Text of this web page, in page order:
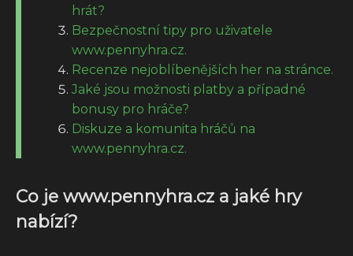
hrát?
Bezpečnostní tipy pro uživatele
www.pennyhra.cz.
Recenze nejoblíbenějších her na stránce.
Jaké jsou možnosti platby a případné
bonusy pro hráče?
Diskuze a komunita hráčů na
www.pennyhra.cz.
Co je www.pennyhra.cz a jaké hry
nabízí?